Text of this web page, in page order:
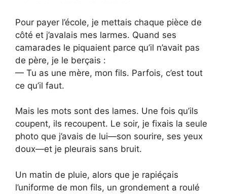
Pour payer l’école, je mettais chaque pièce de
côté et j’avalais mes larmes. Quand ses
camarades le piquaient parce qu’il n’avait pas
de père, je le berçais :
— Tu as une mère, mon fils. Parfois, c’est tout
ce qu’il faut.
Mais les mots sont des lames. Une fois qu’ils
coupent, ils recoupent. Le soir, je fixais la seule
photo que j’avais de lui—son sourire, ses yeux
doux—et je pleurais sans bruit.
Un matin de pluie, alors que je rapiéçais
l’uniforme de mon fils, un grondement a roulé